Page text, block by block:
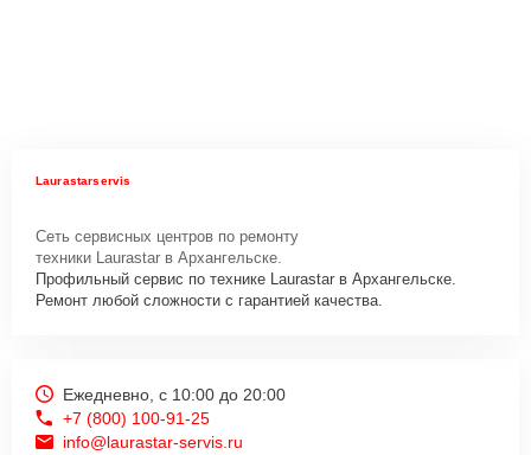
Laurastarservis
Сеть сервисных центров по ремонту
техники Laurastar в Архангельске.
Профильный сервис по технике Laurastar в Архангельске.
Ремонт любой сложности с гарантией качества.
Ежедневно, с 10:00 до 20:00
+7 (800) 100-91-25
info@laurastar-servis.ru